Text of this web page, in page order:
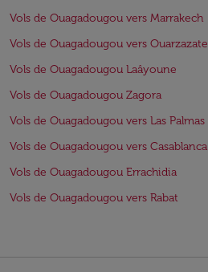
Vols de Ouagadougou vers Marrakech
Vols de Ouagadougou vers Ouarzazate
Vols de Ouagadougou Laâyoune
Vols de Ouagadougou Zagora
Vols de Ouagadougou vers Las Palmas
Vols de Ouagadougou vers Casablanca
Vols de Ouagadougou Errachidia
Vols de Ouagadougou vers Rabat